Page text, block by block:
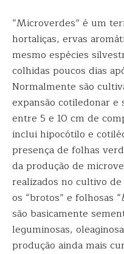
“Microverdes” é um
hortaliças, ervas
mesmo espécies
colhidas poucos dias
Normalmente são
expansão cotiledonar e
entre 5 e 10 cm de
inclui hipocótilo e
presença de folhas
da produção de
realizados no cultivo
os “brotos” e folhosas “
são basicamente
leguminosas,
produção ainda mais